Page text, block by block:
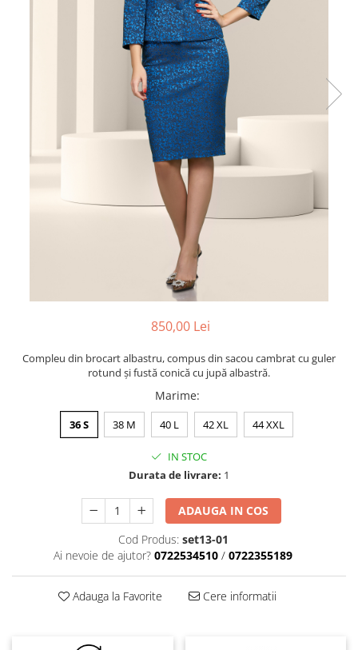
850,00 Lei
Compleu din brocart albastru, compus din sacou cambrat cu guler
rotund și fustă conică cu jupă albastră.
Marime:
36 S 38 M 40 L 42 XL 44 XXL
IN STOC
Durata de livrare: 1
ADAUGA IN COS
Cod Produs: set13-01
Ai nevoie de ajutor? 0722534510 / 0722355189
Adauga la Favorite Cere informatii